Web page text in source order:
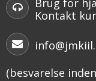
Brug for
Kontakt
(besvarelse